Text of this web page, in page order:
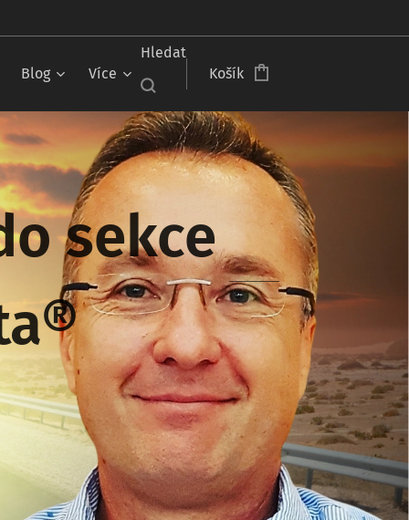
Blog Více
Hledat
Košík
sekce